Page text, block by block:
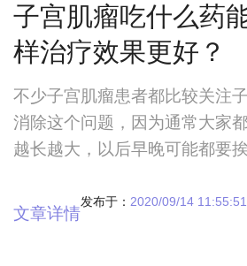
子宫肌瘤吃什么药
样治疗效果更好？
不少子宫肌瘤患者都比较关注
消除这个问题，因为通常大家
越长越大，以后早晚可能都要
是不会生长的，想要选择药物
发布于： 2020/09/14 11:55:51
文章详情